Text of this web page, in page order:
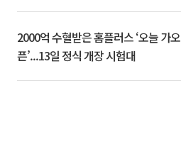
2000억 수혈받은 홈플러스 ‘오늘 가오
픈’...13일 정식 개장 시험대